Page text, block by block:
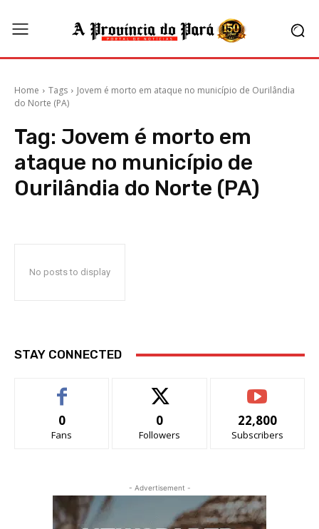
Home Tags
Jovem é morto em ataque no município de Ourilândia
do Norte (PA)
Tag: Jovem é morto em
ataque no município de
Ourilândia do Norte (PA)
No posts to display
STAY CONNECTED
0
Fans
0
Followers
22,800
Subscribers
- Advertisement -